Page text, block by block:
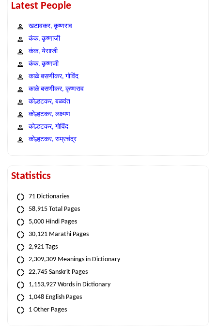
Latest People
खटावकर, कृष्णराव
कंक, कृष्णाजी
कंक, येसाजी
कंक, कृष्णजी
काळे बसणीकर, गोविंद
काळे बसणीकर, कृष्णराव
कोल्हटकर, बळवंत
कोल्हटकर, लक्ष्मण
कोल्हटकर, गोविंद
कोल्हटकर, राम्रचंद्र
Statistics
71 Dictionaries
58,915 Total Pages
5,000 Hindi Pages
30,121 Marathi Pages
2,921 Tags
2,309,309 Meanings in Dictionary
22,745 Sanskrit Pages
1,153,927 Words in Dictionary
1,048 English Pages
1 Other Pages